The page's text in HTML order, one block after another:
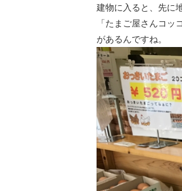
建物に入ると、先に
「たまご屋さんコッコ
があるんですね。